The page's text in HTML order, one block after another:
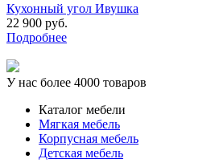
Кухонный угол Ивушка
22 900 руб.
Подробнее
У нас более 4000 товаров
Каталог мебели
Мягкая мебель
Корпусная мебель
Детская мебель